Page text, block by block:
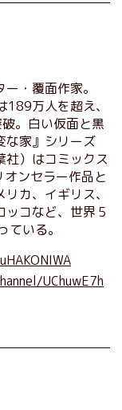
・覆面作家。
万人を超え、
。白い仮面と黒
な家』シリーズ
社）はコミックス
ンセラー作品と
カ、イギリス、
コなど、世界５
いる。
UChuwE7h